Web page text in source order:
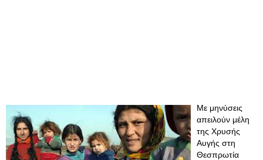
Με μηνύσεις
απειλούν μέλη
της Χρυσής
Αυγής στη
Θεσπρωτία